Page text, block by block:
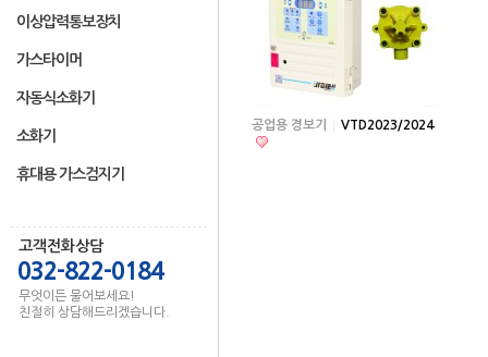
이상압력통보장치
가스타이머
자동식소화기
소화기
휴대용 가스검지기
고객전화상담
032-822-0184
무엇이든 물어보세요!
친절히 상담해드리겠습니다.
공업용 경보기 VTD2023/2024